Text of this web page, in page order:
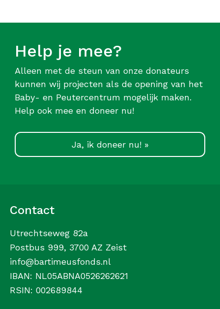
Help je mee?
Alleen met de steun van onze donateurs
kunnen wij projecten als de opening van het
Baby- en Peutercentrum mogelijk maken.
Help ook mee en doneer nu!
Ja, ik doneer nu! »
Contact
Utrechtseweg 82a
Postbus 999, 3700 AZ Zeist
info@bartimeusfonds.nl
IBAN: NL05ABNA0526262621
RSIN: 002689844